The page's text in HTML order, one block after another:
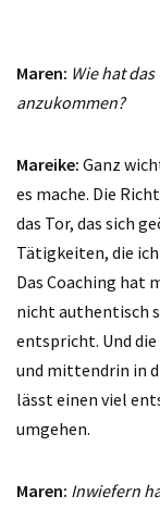
Maren: Wie hat
anzukommen?
Mareike: Ganz
es mache. Die
das Tor, das sich
Tätigkeiten, die
Das Coaching hat
nicht authentisch
entspricht. Und
und mittendrin in
lässt einen viel
umgehen.
Maren: Inwiefern